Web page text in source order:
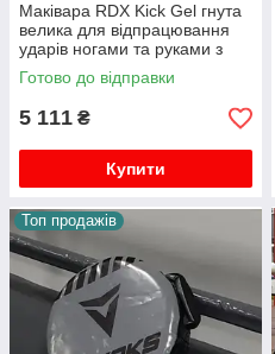
Маківара RDX Kick Gel гнута
велика для відпрацювання
ударів ногами та руками з
ручками
Готово до відправки
5 111 ₴
Купити
Топ продажів